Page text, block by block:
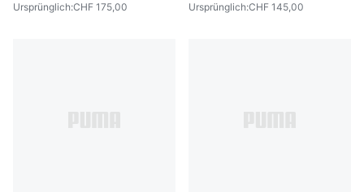
Ursprünglich:CHF 175,00 Ursprünglich:CHF 145,00